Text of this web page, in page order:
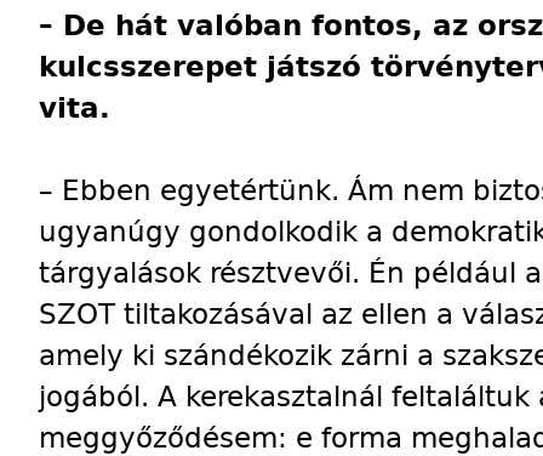
– De hát valóban fontos, az
kulcsszerepet játszó
vita.
– Ebben egyetértünk. Ám nem
ugyanúgy gondolkodik a
tárgyalások résztvevői. Én például
SZOT tiltakozásával az ellen a
amely ki szándékozik zárni a
jogából. A kerekasztalnál
meggyőződésem: e forma